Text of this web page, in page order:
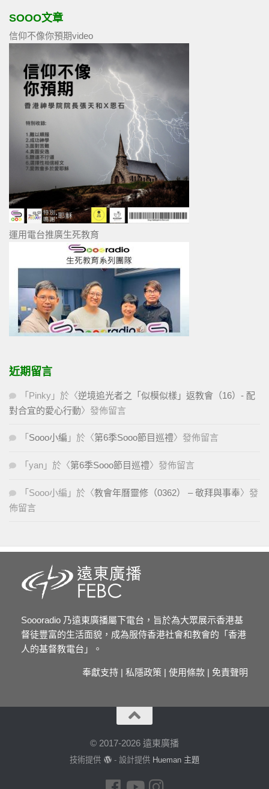
SOOO文章
信仰不像你預期video
運用電台推廣生死教育
近期留言
「 Pinky 」於〈逆境追光者之「似模似樣」返教會（16）- 配
對合宜的愛心行動〉發佈留言
「 Sooo小編 」於〈第6季Sooo節目巡禮〉發佈留言
「 yan 」於〈第6季Sooo節目巡禮〉發佈留言
「 Sooo小編 」於〈教會年曆靈修（0362） – 敬拜與事奉〉發
佈留言
Soooradio 乃遠東廣播屬下電台，旨於為大眾展示香港基
督徒豐富的生活面貌，成為服侍香港社會和教會的「香港
人的基督教電台」。
奉獻支持 | 私隱政策 | 使用條款 | 免責聲明
© 2017-2026 遠東廣播
技術提供 - 設計提供 Hueman 主題